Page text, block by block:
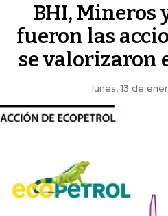
BHI, Mineros
fueron las
se valorizaron
lunes, 13 de